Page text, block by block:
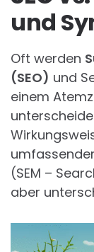
und
Oft werden
(SEO) und
einem
(SEM –
aber